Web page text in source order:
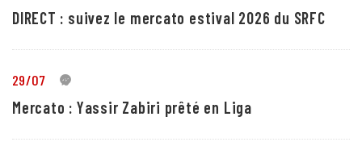
DIRECT : suivez le mercato estival 2026 du SRFC
29/07 5
Mercato : Yassir Zabiri prêté en Liga